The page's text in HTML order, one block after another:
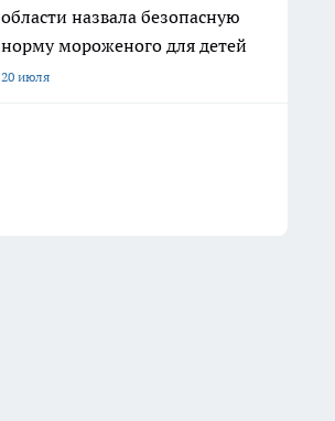
области назвала безопасную
норму мороженого для детей
20 июля